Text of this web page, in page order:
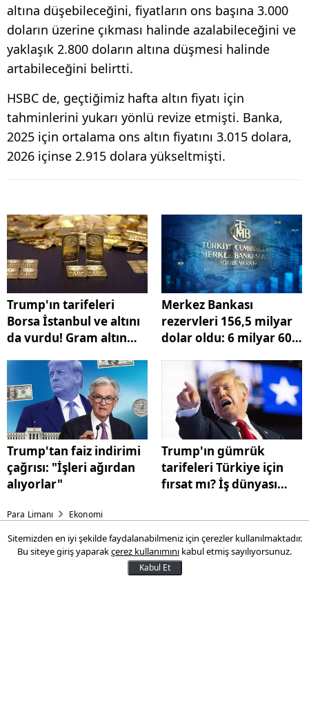
altına düşebileceğini, fiyatların ons başına 3.000
doların üzerine çıkması halinde azalabileceğini ve
yaklaşık 2.800 doların altına düşmesi halinde
artabileceğini belirtti.
HSBC de, geçtiğimiz hafta altın fiyatı için
tahminlerini yukarı yönlü revize etmişti. Banka,
2025 için ortalama ons altın fiyatını 3.015 dolara,
2026 içinse 2.915 dolara yükseltmişti.
Trump'ın tarifeleri
Borsa İstanbul ve altını
da vurdu! Gram altın
Merkez Bankası
rezervleri 156,5 milyar
dolar oldu: 6 milyar 603
Trump'tan faiz indirimi
çağrısı: "İşleri ağırdan
alıyorlar"
Trump'ın gümrük
tarifeleri Türkiye için
fırsat mı? İş dünyası
Para Limanı Ekonomi
Trump'ın tarifeleri Borsa
İstanbul ve altını da vurdu!
Sitemizden en iyi şekilde faydalanabilmeniz için çerezler kullanılmaktadır.
Bu siteye giriş yaparakçerez kullanımını kabul etmiş sayılıyorsunuz.
Kabul Et